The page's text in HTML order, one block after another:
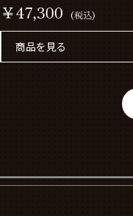
￥47,300 (税込)
商品を見る